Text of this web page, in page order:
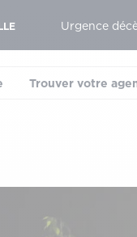
Urgence
Trouver votre